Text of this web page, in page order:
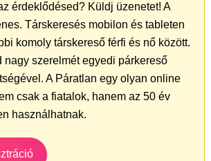
érdeklődésed? Küldj üzenetet! A
Társkeresés mobilon és tableten
komoly társkereső férfi és nő között.
nagy szerelmét egyedi párkereső
A Páratlan egy olyan online
csak a fiatalok, hanem az 50 év
használhatnak.